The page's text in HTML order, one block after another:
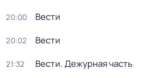
20:00 Вести
20:02 Вести
21:32 Вести. Дежурная часть